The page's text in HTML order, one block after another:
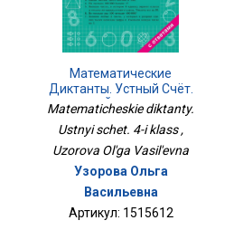
Математические
Диктанты. Устный Счёт.
4-Й Класс
Matematicheskie diktanty.
Ustnyi schet. 4-i klass ,
Uzorova Ol'ga Vasil'evna
Узорова Ольга
Васильевна
Артикул: 1515612